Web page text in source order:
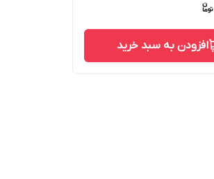
افزودن به سبد خرید